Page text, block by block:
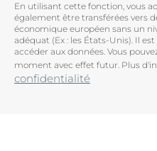
En utilisant cette fonction, vous
également être transférées vers
économique européen sans un
adéquat (Ex : les États-Unis). Il
accéder aux données. Vous
moment avec effet futur. Plus
confidentialité